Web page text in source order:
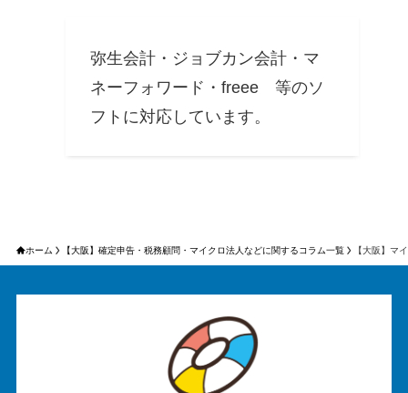
弥生会計・ジョブカン会計・マ
ネーフォワード・freee 等のソ
フトに対応しています。
ホーム 【大阪】確定申告・税務顧問・マイクロ法人などに関するコラム一覧 【大阪】マ